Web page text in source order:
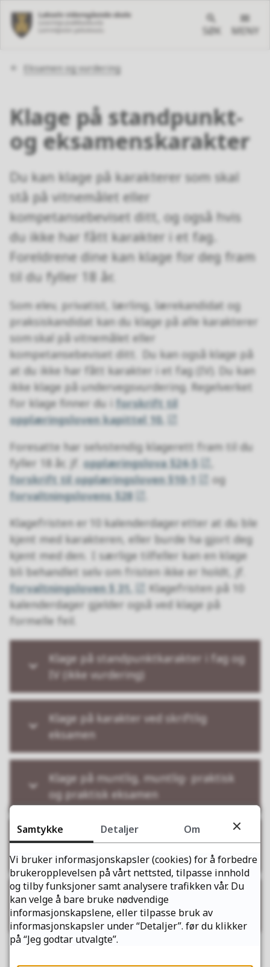
SØK MENY
Du
Eksamen og vurdering
Klage på standpunkt-
og eksamenskarakter
Du kan klage på karakterer som skal
stå på vitnemålet eller
kompetansebeviset ditt, og også hvis
du ikke har fått karakter i et fag.
Foreldrene dine kan klage for deg fram
til du fyller 18 år.
Som elev, privatist, lærling, lærekandidat og
praksiskandidat kan du klage på alle karakterer
som skal på vitnemålet eller
kompetansebeviset ditt. Du kan også klage på
at du ikke har fått karakter i et fag (IV). Du kan
ikke klage på undervegsvurdering. Regelverket
for klage finner du i forskrift til
opplæringsloven kapittel 10.
Foresatte har selvstendig klagerett fram til du
fyller 18 år, jf.opplæringslova §24-5
forskrift til opplæringsloven §10-1
og
forvaltningslovens §28
Klagefristen er 10 kalenderdager etter at du ble
kjent med karakteren, eller burde ha gjort deg
kjent med den. I særlige tilfeller kan en klage
bli behandlet selv om fristen ikke er holdt, jf.
forvaltningsloven § 31.
Klagefristen på 10
kalenderdager gjelder også ved klage på
formelle feil.
Klage på standpunktkarakter i fag og
IV (ikke vurdering)
Klage på karakter ved skriftlig
eksamen
Klage på muntlig, muntlig- praktisk
og praktisk eksamen
Klage på standpunktkarakter i orden
eller oppførsel
Klage på formelle feil ved skriftlig
eksamen
Samtykke Detaljer Om
Vi bruker informasjonskapsler (cookies) for å forbedre
brukeropplevelsen på vårt nettsted, tilpasse innhold
og tilby funksjoner samt analysere trafikken vår. Du
kan velge å bare bruke nødvendige
informasjonskapslene, eller tilpasse bruk av
informasjonskapsler under “Detaljer”. før du klikker
på “Jeg godtar utvalgte”.